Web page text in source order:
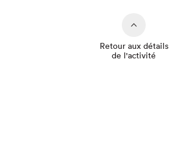
Retour aux détails
de l'activité